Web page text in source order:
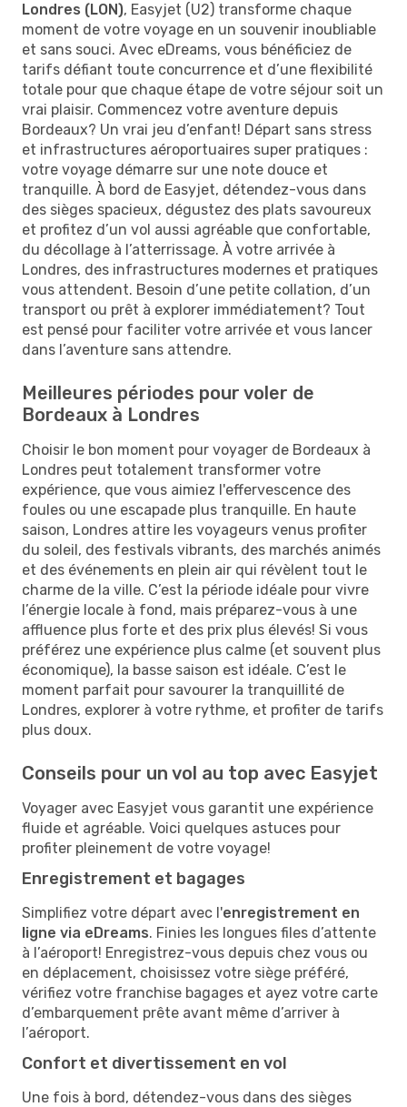
Londres (LON), Easyjet (U2) transforme chaque
moment de votre voyage en un souvenir inoubliable
et sans souci. Avec eDreams, vous bénéficiez de
tarifs défiant toute concurrence et d’une flexibilité
totale pour que chaque étape de votre séjour soit un
vrai plaisir. Commencez votre aventure depuis
Bordeaux? Un vrai jeu d’enfant! Départ sans stress
et infrastructures aéroportuaires super pratiques :
votre voyage démarre sur une note douce et
tranquille. À bord de Easyjet, détendez-vous dans
des sièges spacieux, dégustez des plats savoureux
et profitez d’un vol aussi agréable que confortable,
du décollage à l’atterrissage. À votre arrivée à
Londres, des infrastructures modernes et pratiques
vous attendent. Besoin d’une petite collation, d’un
transport ou prêt à explorer immédiatement? Tout
est pensé pour faciliter votre arrivée et vous lancer
dans l’aventure sans attendre.
Meilleures périodes pour voler de
Bordeaux à Londres
Choisir le bon moment pour voyager de Bordeaux à
Londres peut totalement transformer votre
expérience, que vous aimiez l'effervescence des
foules ou une escapade plus tranquille. En haute
saison, Londres attire les voyageurs venus profiter
du soleil, des festivals vibrants, des marchés animés
et des événements en plein air qui révèlent tout le
charme de la ville. C’est la période idéale pour vivre
l’énergie locale à fond, mais préparez-vous à une
affluence plus forte et des prix plus élevés! Si vous
préférez une expérience plus calme (et souvent plus
économique), la basse saison est idéale. C’est le
moment parfait pour savourer la tranquillité de
Londres, explorer à votre rythme, et profiter de tarifs
plus doux.
Conseils pour un vol au top avec Easyjet
Voyager avec Easyjet vous garantit une expérience
fluide et agréable. Voici quelques astuces pour
profiter pleinement de votre voyage!
Enregistrement et bagages
Simplifiez votre départ avec l'enregistrement en
ligne via eDreams. Finies les longues files d’attente
à l’aéroport! Enregistrez-vous depuis chez vous ou
en déplacement, choisissez votre siège préféré,
vérifiez votre franchise bagages et ayez votre carte
d’embarquement prête avant même d’arriver à
l’aéroport.
Confort et divertissement en vol
Une fois à bord, détendez-vous dans des sièges